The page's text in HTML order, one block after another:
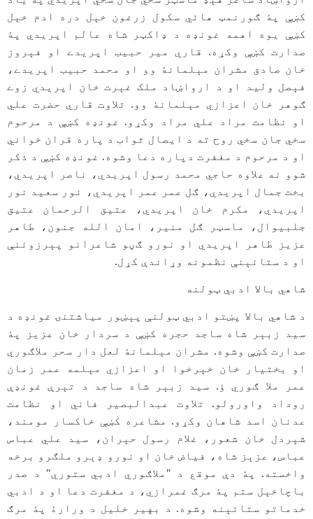
کښې پۀ ګورنمټ هائي سکول زرغون خېل دره ادم خېل
کښې يوه اهمه غونډه د ډاکټر شاه عالم اپريدي پۀ
صدارت کښې وکړه. قاري مير حبيب اپريدے او فېروز
خان صادق مشران مېلمانۀ وو او محمد حبيب اپريدے،
فېصل وليد او د ارواښاد ملک غېرت خان اپريدي زوے
ګوهر خان اعزازي مېلمانۀ وو. تلاوت قاري حضرت علي
او نظامت مراد علي مراد وکړو. غونډه کښې د مرحوم
سخي جان سخي روح ته د ايصال ثواب د پاره قران خواني
او د مرحوم د مغفرت دپاره دعا وشوه. غونډه کښې د ذکر
شوو نه علاوه حاجي محمد رسول اپريدي، ناصر اپريدي،
بخت جمال اپريدي، ګل عمر عمر اپريدي، نور سعيد نور
اپريدي، مکرم خان اپريدي، عتيق الرحمان عتيق
جلبيوال، ماسټر ګل منیر، امان الله جنون، طاهر
عزيز طاهر اپريدي او نورو ګڼو شاعرانو پېرزوئنې
او د ستائېنې نظمونه وړاندې کړل.
شاهي بالا ادبي ټولنه
د شاهي بالا پښتو ادبي ټولنې پېښور مياشتنۍ غونډه د
سيد زبېر شاه ساجد حجره کښې د سردار خان عزيز پۀ
صدارت کښې وشوه. مشران مېلمانۀ لعل دار سحر ملاګوري
او بختيار خان خېرخوا او اعزازي مېلمه عمر زمان
عمر ملا ګوري ؤ. سيد زبېر شاه ساجد د تېرې غونډې
روداد واورولو. تلاوت عبدالبصير فاني او نظامت
عدنان اسد شاهان وکړو. مشاعره کښې خاکسار مومند،
شېردل خان شعور، غلام رسول حېران، سيد علي عباس
عباس، عزېز شاه، فياض خان او نورو ډېرو ملګرو برخه
واخسته. پۀ دې موقع د "ملاګوري ادبي ستوري" د صدر
باچاخېل ستم پۀ مرګ غمرازي، د مغفرت دعا او د ادبي
خدماتو ستائېنه وشوه. د بهير خليل د ورارۀ پۀ مرګ